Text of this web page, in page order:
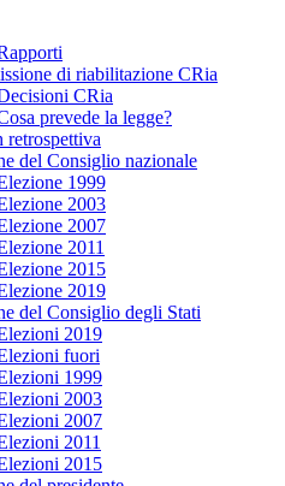
di riabilitazione CRia
CRia
prevede la legge?
retrospettiva
del Consiglio nazionale
1999
2003
2007
2011
2015
2019
del Consiglio degli Stati
2019
fuori
1999
2003
2007
2011
2015